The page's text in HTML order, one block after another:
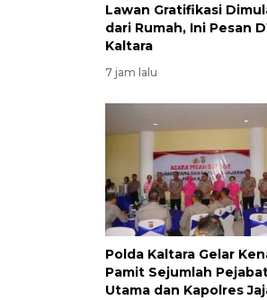
Lawan Gratifikasi
dari Rumah, Ini Pesan
Kaltara
7 jam lalu
Polda Kaltara Gelar
Pamit Sejumlah
Utama dan Kapolres